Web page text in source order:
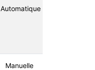
Automatique
Manuelle